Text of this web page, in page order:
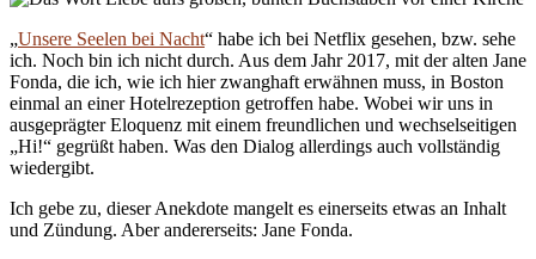
„Unsere Seelen bei Nacht“ habe ich bei Netflix gesehen, bzw. sehe
ich. Noch bin ich nicht durch. Aus dem Jahr 2017, mit der alten Jane
Fonda, die ich, wie ich hier zwanghaft erwähnen muss, in Boston
einmal an einer Hotelrezeption getroffen habe. Wobei wir uns in
ausgeprägter Eloquenz mit einem freundlichen und wechselseitigen
„Hi!“ gegrüßt haben. Was den Dialog allerdings auch vollständig
wiedergibt.
Ich gebe zu, dieser Anekdote mangelt es einerseits etwas an Inhalt
und Zündung. Aber andererseits: Jane Fonda.